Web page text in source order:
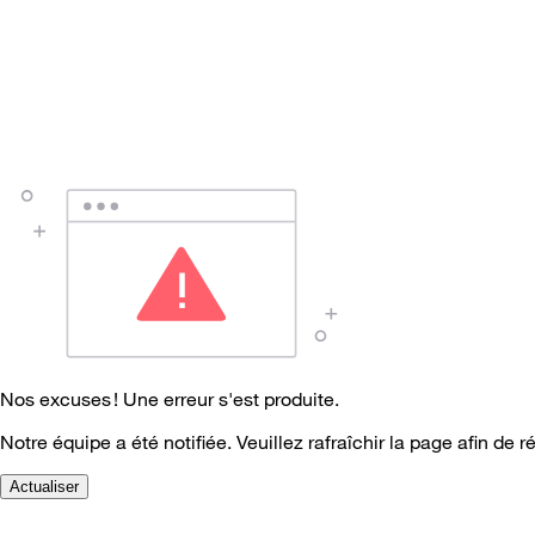
Nos excuses ! Une erreur s'est produite.
Notre équipe a été notifiée. Veuillez rafraîchir la page afin de
Actualiser